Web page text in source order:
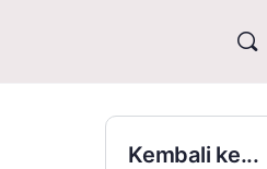
Kembali ke...